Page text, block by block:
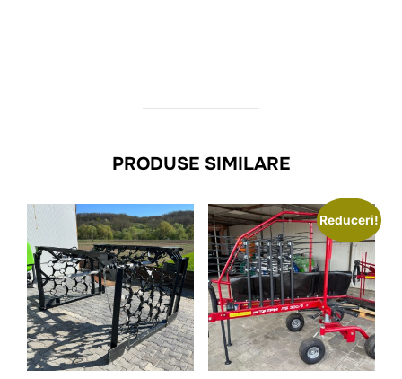
PRODUSE SIMILARE
Reduceri!